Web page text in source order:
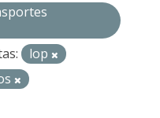
lop